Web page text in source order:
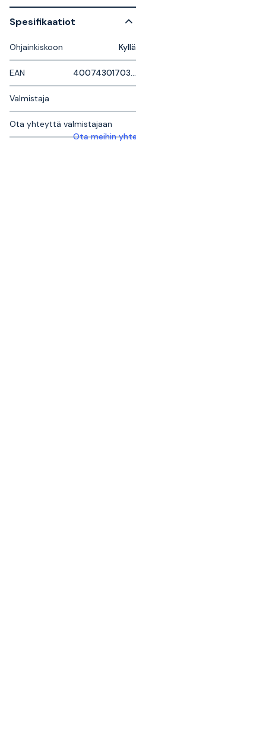
Spesifikaatiot
Ohjainkiskoon Kyllä
EAN 4007430170385
Valmistaja
Ota yhteyttä valmistajaan
Ota meihin yhteyttä saadaksesi lisätietoja